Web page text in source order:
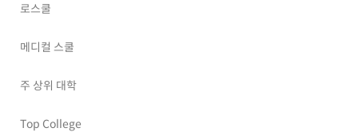
로스쿨
메디컬 스쿨
주 상위 대학
Top College